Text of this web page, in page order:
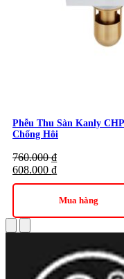
Phễu Thu Sàn Kanly
Chống Hôi
760.000₫
608.000 ₫
Mua hàng